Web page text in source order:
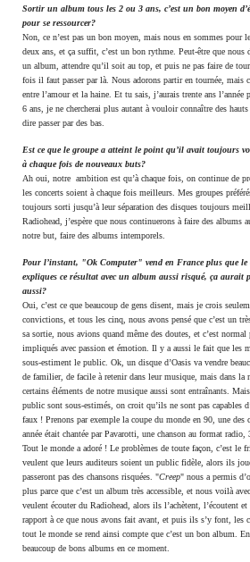
Sortir un album tous les 2 ou 3 ans, c’est un bon moyen
pour se ressourcer?
Non, ce n’est pas un bon moyen, mais nous en sommes pour
deux ans, et ça suffit, c’est un bon rythme. Peut-être que
un album, attendre qu’il soit au top, et puis ne pas faire de
fois il faut passer par là. Nous adorons partir en tournée, mais
entre l’amour et la haine. Et tu sais, j’aurais trente ans l’année
6 ans, je ne chercherai plus autant à vouloir connaître des
dire passer par des bas.
Est ce que le groupe a atteint le point qu’il avait toujours
à chaque fois de nouveaux buts?
Ah oui, notre ambition est qu’à chaque fois, on continue de
les concerts soient à chaque fois meilleurs. Mes groupes
toujours sorti jusqu’à leur séparation des disques toujours
Radiohead, j’espère que nous continuerons à faire des albums
notre but, faire des albums intemporels.
Pour l’instant, "Ok Computer" vend en France plus que le
expliques ce résultat avec un album aussi risqué, ça
aussi?
Oui, c’est ce que beaucoup de gens disent, mais je crois
convictions, et tous les cinq, nous avons pensé que c’est un
sa sortie, nous avions quand même des doutes, et c’est
impliqués avec passion et émotion. Il y a aussi le fait que les
sous-estiment le public. Ok, un disque d’Oasis va vendre
de familier, de facile à retenir dans leur musique, mais dans la
certains éléments de notre musique aussi sont entraînants.
public sont sous-estimés, on croit qu’ils ne sont pas capables
faux ! Prenons par exemple la coupe du monde en 90, une des
année était chantée par Pavarotti, une chanson au format
Tout le monde a adoré ! Le problèmes de toute façon, c’est le
veulent que leurs auditeurs soient un public fidèle, alors ils
passeront pas des chansons risquées. "Creep" nous a permis
plus parce que c’est un album très accessible, et nous voilà
veulent écouter du Radiohead, alors ils l’achètent, l’écoutent et
rapport à ce que nous avons fait avant, et puis ils s’y font, les
tout le monde se rend ainsi compte que c’est un bon album.
beaucoup de bons albums en ce moment.